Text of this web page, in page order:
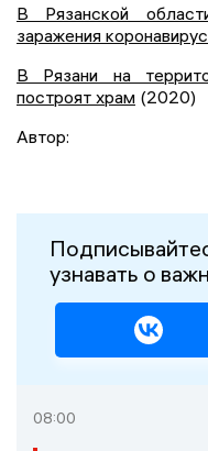
В Рязанской
заражения
В Рязани на
построят храм (2020)
Автор:
узнавать о
08:00